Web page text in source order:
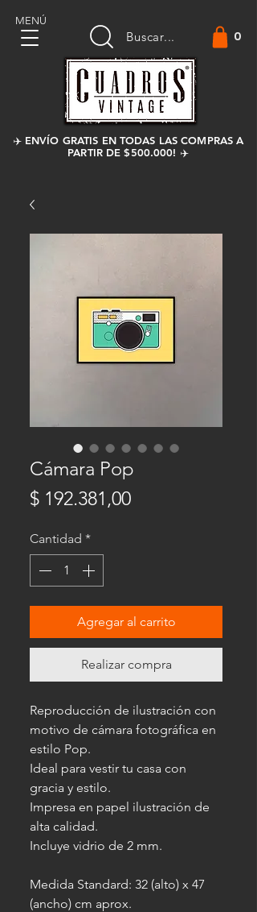
Buscar...
MENÚ
0
✈️ ENVÍO GRATIS EN TODAS LAS COMPRAS A
PARTIR DE $500.000! ✈️
Cámara Pop
$ 192.381,00Precio
Cantidad *
Agregar al carrito
Realizar compra
Reproducción de ilustración con
motivo de cámara fotográfica en
estilo Pop.
Ideal para vestir tu casa con
gracia y estilo.
Impresa en papel ilustración de
alta calidad.
Incluye vidrio de 2 mm.
Medida Standard: 32 (alto) x 47
(ancho) cm aprox.